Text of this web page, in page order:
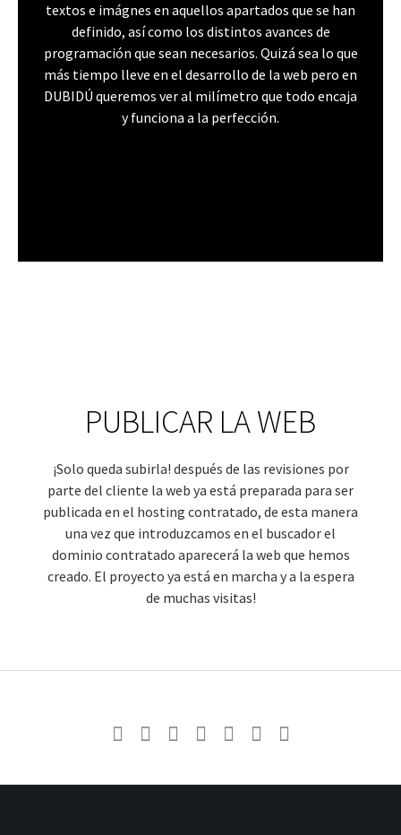
textos e imágnes en aquellos apartados que se han
definido, así como los distintos avances de
programación que sean necesarios. Quizá sea lo que
más tiempo lleve en el desarrollo de la web pero en
DUBIDÚ queremos ver al milímetro que todo encaja
y funciona a la perfección.
PUBLICAR LA WEB
¡Solo queda subirla! después de las revisiones por
parte del cliente la web ya está preparada para ser
publicada en el hosting contratado, de esta manera
una vez que introduzcamos en el buscador el
dominio contratado aparecerá la web que hemos
creado. El proyecto ya está en marcha y a la espera
de muchas visitas!